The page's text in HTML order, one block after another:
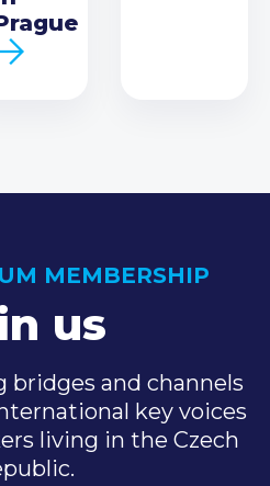
MEMBERSHIP
us
bridges and channels
key voices
living in the Czech